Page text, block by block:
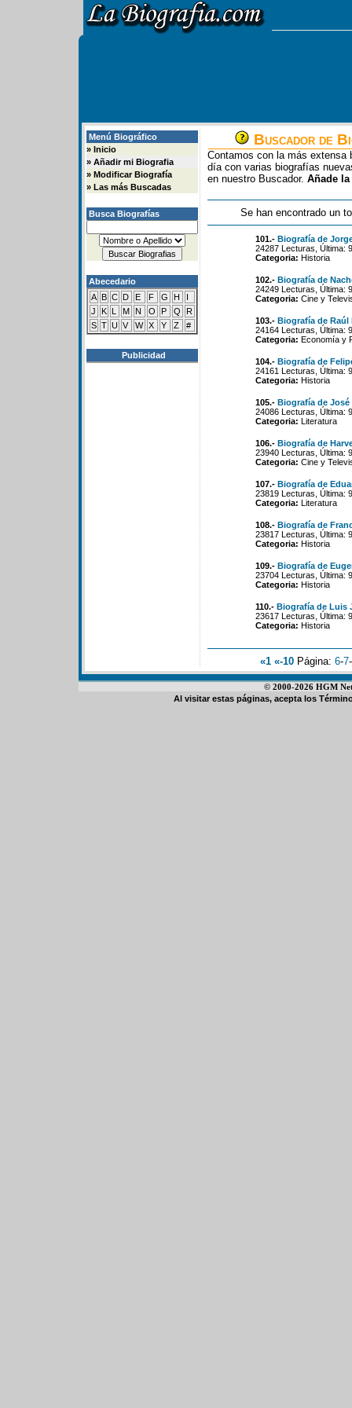
Menú Biográfico
» Inicio
» Añadir mi Biografia
» Modificar Biografía
» Las más Buscadas
Busca Biografías
Abecedario
A B C D E F G H
I
J
K L M N O P Q
R
S T U V W X Y Z #
Publicidad
Buscador de
Contamos con la más extensa
día con varias biografías
en nuestro Buscador. Añade
Se han encontrado un
101.- Biografía de
24287 Lecturas, Última:
Categoria: Historia
102.- Biografía de
24249 Lecturas, Última:
Categoria: Cine y
103.- Biografía de Raúl
24164 Lecturas, Última:
Categoria: Economía y
104.- Biografía de
24161 Lecturas, Última:
Categoria: Historia
105.- Biografía de
24086 Lecturas, Última:
Categoria: Literatura
106.- Biografía de
23940 Lecturas, Última:
Categoria: Cine y
107.- Biografía de
23819 Lecturas, Última:
Categoria: Literatura
108.- Biografía de
23817 Lecturas, Última:
Categoria: Historia
109.- Biografía de
23704 Lecturas, Última:
Categoria: Historia
110.- Biografía de Luis
23617 Lecturas, Última:
Categoria: Historia
«1 «-10 Página: 6-7-
© 2000-2026 HGM
Al visitar estas páginas, acepta los